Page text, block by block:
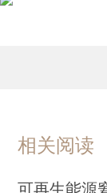
相关阅读
可再生能源